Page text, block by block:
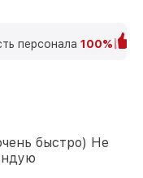
персонала 100%
быстро) Не